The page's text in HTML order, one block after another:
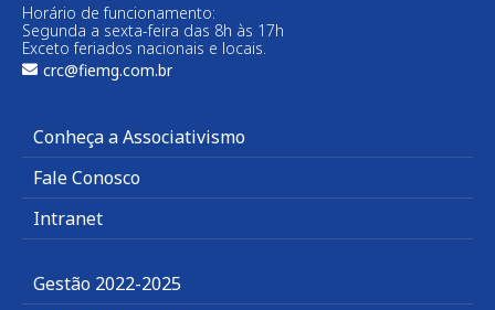
Horário de funcionamento:
Segunda a sexta-feira das 8h às 17h
Exceto feriados nacionais e locais.
crc@fiemg.com.br
Conheça a Associativismo
Fale Conosco
Intranet
Gestão 2022-2025